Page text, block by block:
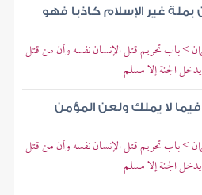
غير الإسلام كاذبا فهو
> باب تحريم قتل الإنسان نفسه وأن من قتل
الجنة إلا مسلم
لا يملك ولعن المؤمن
> باب تحريم قتل الإنسان نفسه وأن من قتل
الجنة إلا مسلم